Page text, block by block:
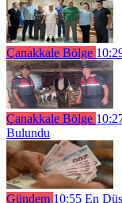
Çanakkale Bölge
Çanakkale Bölge
Bulundu
Gündem 10:55 En